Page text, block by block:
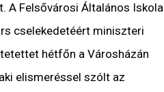
A Felsővárosi Általános Iskola
cselekedetéért miniszteri
hétfőn a Városházán
elismeréssel szólt az